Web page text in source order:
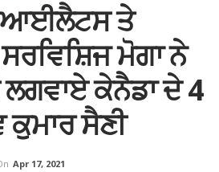
ਆਈਲੈਟਸ ਤੇ
ਮੋਗਾ ਨੇ
ਕੇਨੈਡਾ ਦੇ 4
ਕੁਮਾਰ ਸੈਣੀ
Apr 17, 2021